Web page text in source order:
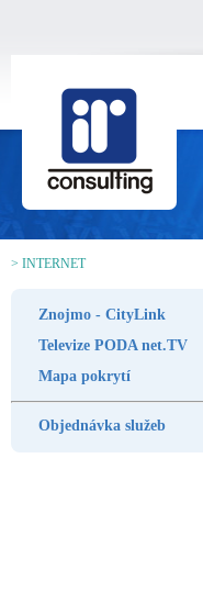
> INTERNET
Znojmo - CityLink
Televize PODA net.TV
Mapa pokrytí
Objednávka služeb